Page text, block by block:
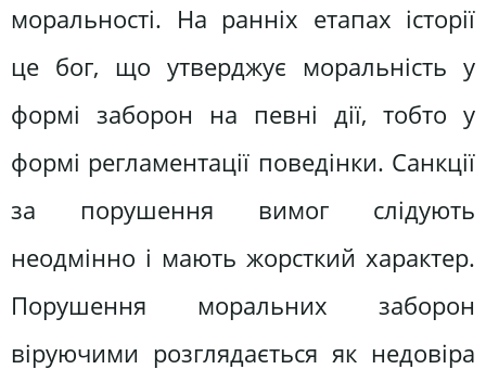
моральності. На ранніх етапах історії
це бог, що утверджує моральність у
формі заборон на певні дії, тобто у
формі регламентації поведінки. Санкції
за порушення вимог слідують
неодмінно і мають жорсткий характер.
Порушення моральних заборон
віруючими розглядається як недовіра